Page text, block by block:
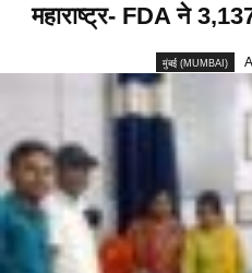
महाराष्ट्र- FDA ने
मुंबई (MUMBAI)